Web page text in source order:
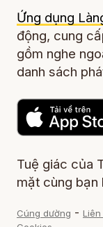
Ứng dụng
động, cung
gồm nghe
danh sách
Tuệ giác của
mặt cùng bạn
Cúng dường -